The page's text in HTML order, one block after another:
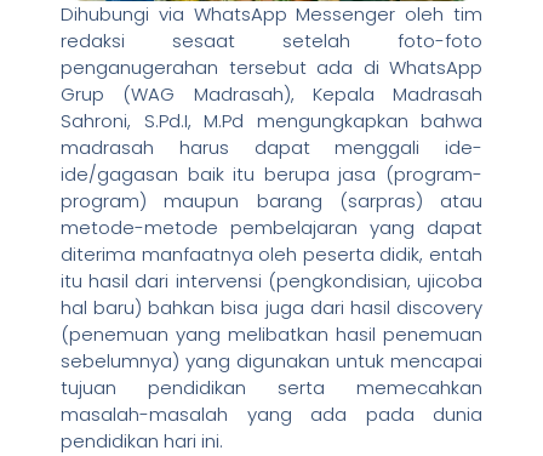
Dihubungi via WhatsApp Messenger oleh tim
redaksi sesaat setelah foto-foto
penganugerahan tersebut ada di WhatsApp
Grup (WAG Madrasah), Kepala Madrasah
Sahroni, S.Pd.I, M.Pd mengungkapkan bahwa
madrasah harus dapat menggali ide-
ide/gagasan baik itu berupa jasa (program-
program) maupun barang (sarpras) atau
metode-metode pembelajaran yang dapat
diterima manfaatnya oleh peserta didik, entah
itu hasil dari intervensi (pengkondisian, ujicoba
hal baru) bahkan bisa juga dari hasil discovery
(penemuan yang melibatkan hasil penemuan
sebelumnya) yang digunakan untuk mencapai
tujuan pendidikan serta memecahkan
masalah-masalah yang ada pada dunia
pendidikan hari ini.